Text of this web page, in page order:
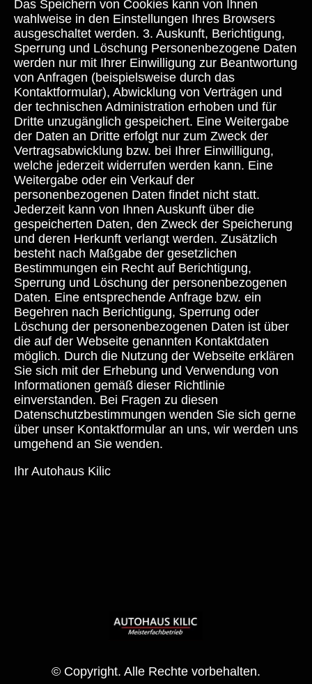
Das Speichern von Cookies kann von Ihnen
wahlweise in den Einstellungen Ihres Browsers
ausgeschaltet werden. 3. Auskunft, Berichtigung,
Sperrung und Löschung Personenbezogene Daten
werden nur mit Ihrer Einwilligung zur Beantwortung
von Anfragen (beispielsweise durch das
Kontaktformular), Abwicklung von Verträgen und
der technischen Administration erhoben und für
Dritte unzugänglich gespeichert. Eine Weitergabe
der Daten an Dritte erfolgt nur zum Zweck der
Vertragsabwicklung bzw. bei Ihrer Einwilligung,
welche jederzeit widerrufen werden kann. Eine
Weitergabe oder ein Verkauf der
personenbezogenen Daten findet nicht statt.
Jederzeit kann von Ihnen Auskunft über die
gespeicherten Daten, den Zweck der Speicherung
und deren Herkunft verlangt werden. Zusätzlich
besteht nach Maßgabe der gesetzlichen
Bestimmungen ein Recht auf Berichtigung,
Sperrung und Löschung der personenbezogenen
Daten. Eine entsprechende Anfrage bzw. ein
Begehren nach Berichtigung, Sperrung oder
Löschung der personenbezogenen Daten ist über
die auf der Webseite genannten Kontaktdaten
möglich. Durch die Nutzung der Webseite erklären
Sie sich mit der Erhebung und Verwendung von
Informationen gemäß dieser Richtlinie
einverstanden. Bei Fragen zu diesen
Datenschutzbestimmungen wenden Sie sich gerne
über unser Kontaktformular an uns, wir werden uns
umgehend an Sie wenden.
Ihr Autohaus Kilic
© Copyright. Alle Rechte vorbehalten.